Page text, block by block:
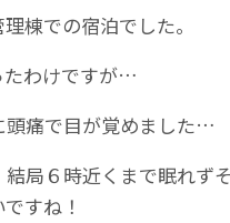
棟での宿泊でした。
たわけですが…
頭痛で目が覚めました…
局６時近くまで眠れず
すね！